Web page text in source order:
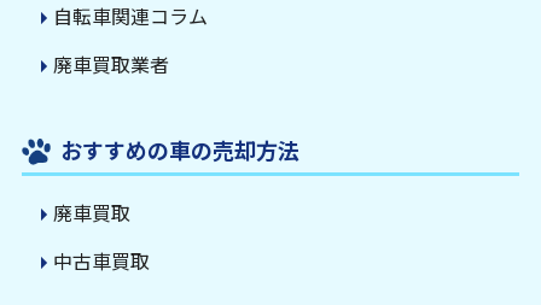
自転車関連コラム
廃車買取業者
おすすめの車の売却方法
廃車買取
中古車買取